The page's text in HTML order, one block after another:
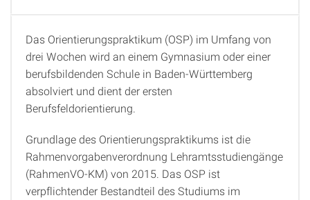
Rechtliche Vorgaben
Das Orientierungspraktikum (OSP) im Umfang von
drei Wochen wird an einem Gymnasium oder einer
berufsbildenden Schule in Baden-Württemberg
absolviert und dient der ersten
Berufsfeldorientierung.
Grundlage des Orientierungspraktikums ist die
Rahmenvorgabenverordnung Lehramtsstudiengänge
(RahmenVO-KM) von 2015. Das OSP ist
verpflichtender Bestandteil des Studiums im